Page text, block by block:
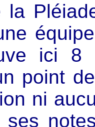
la
ici 8
point
ni
ses